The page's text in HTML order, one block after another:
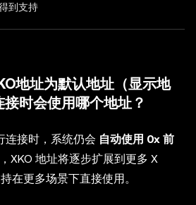
到支持
地址为默认地址（显示地
时会使用哪个地址？
连接时，系统仍会 自动使用 0x 前
XKO 地址将逐步扩展到更多 X
在更多场景下直接使用。